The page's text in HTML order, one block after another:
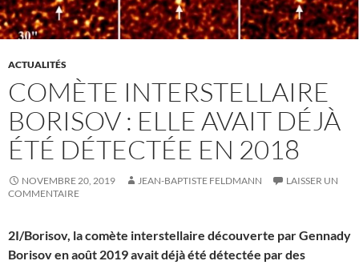
ACTUALITÉS
COMÈTE INTERSTELLAIRE
BORISOV : ELLE AVAIT DÉJÀ
ÉTÉ DÉTECTÉE EN 2018
NOVEMBRE 20, 2019 JEAN-BAPTISTE FELDMANN
LAISSER UN
COMMENTAIRE
2I/Borisov, la comète interstellaire découverte par Gennady
Borisov en août 2019 avait déjà été détectée par des